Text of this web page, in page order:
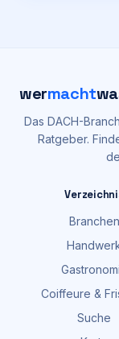
wermacht
Das DACH-
Ratgeber.
Branchen
Coiffeure &
Suche